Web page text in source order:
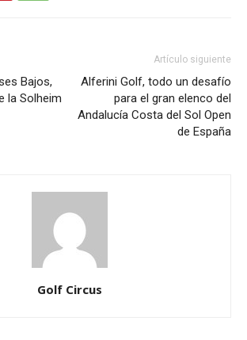
Bajos,
la Solheim
Artículo siguiente
Alferini Golf, todo un desafío
para el gran elenco del
Andalucía Costa del Sol Open
de España
Golf Circus